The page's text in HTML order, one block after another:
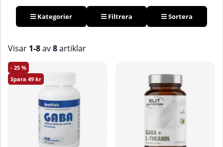
träning. Läs alltid produktens anvisningar och justera intaget
efter dina behov. För extra näringsstöd kan du även se över
dinavitaminer.
Kategorier Filtrera Sortera
Visar 1-8av8artiklar
Produkter
25
49